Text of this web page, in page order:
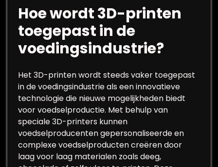
Hoe wordt 3D-printen
toegepast in de
voedingsindustrie?
Het 3D-printen wordt steeds vaker toegepast
in de voedingsindustrie als een innovatieve
technologie die nieuwe mogelijkheden biedt
voor voedselproductie. Met behulp van
speciale 3D-printers kunnen
voedselproducenten gepersonaliseerde en
complexe voedselproducten creëren door
laag voor laag materialen zoals deeg,